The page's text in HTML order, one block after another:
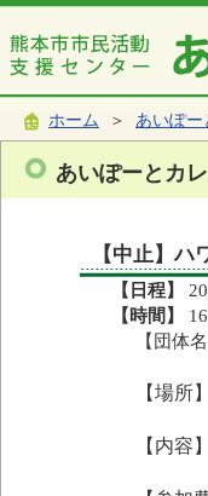
ホーム ＞ あいぽー
あいぽーとカ
【中止】
【日程】
【時間】
【団体
【場
【内容